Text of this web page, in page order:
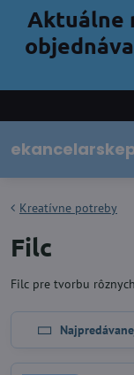
Aktuálne
Kreatívne potreby
Filc
Filc pre tvorbu